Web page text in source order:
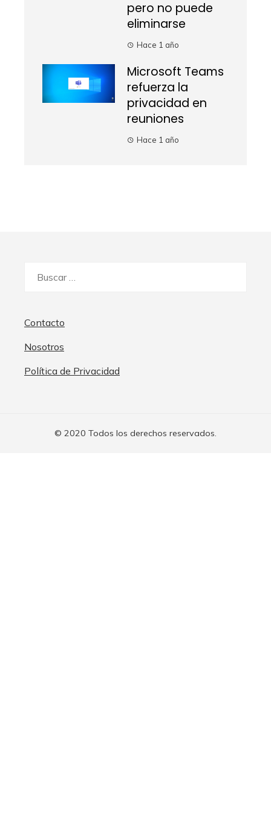
pero no puede
eliminarse
Hace 1 año
Microsoft Teams
refuerza la
privacidad en
reuniones
Hace 1 año
Contacto
Nosotros
Política de Privacidad
© 2020 Todos los derechos reservados.